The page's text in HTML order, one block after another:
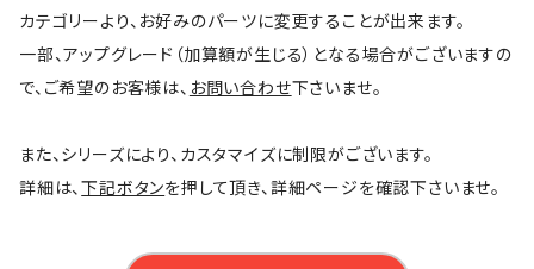
カテゴリーより、お好みのパーツに変更することが出来ます。
一部、アップグレード（加算額が生じる）となる場合がございますの
で、ご希望のお客様は、 お問い合わせ下さいませ。
また、シリーズにより、カスタマイズに制限がございます。
詳細は、下記ボタンを押して頂き、詳細ページを確認下さいませ。